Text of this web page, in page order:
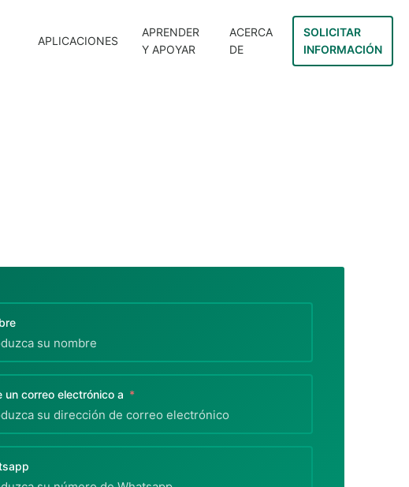
APLICACIONES
APRENDER
Y APOYAR
ACERCA
DE
SOLICITAR
INFORMACIÓN
un correo electrónico a